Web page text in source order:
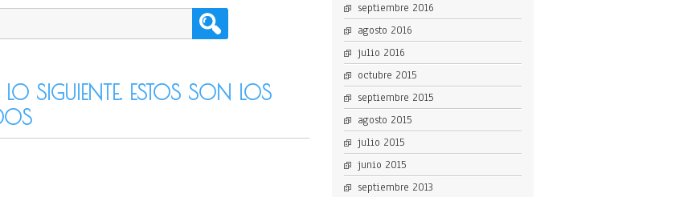
SIGUIENTE. ESTOS SON LOS
septiembre 2016
agosto 2016
julio 2016
octubre 2015
septiembre 2015
agosto 2015
julio 2015
junio 2015
septiembre 2013